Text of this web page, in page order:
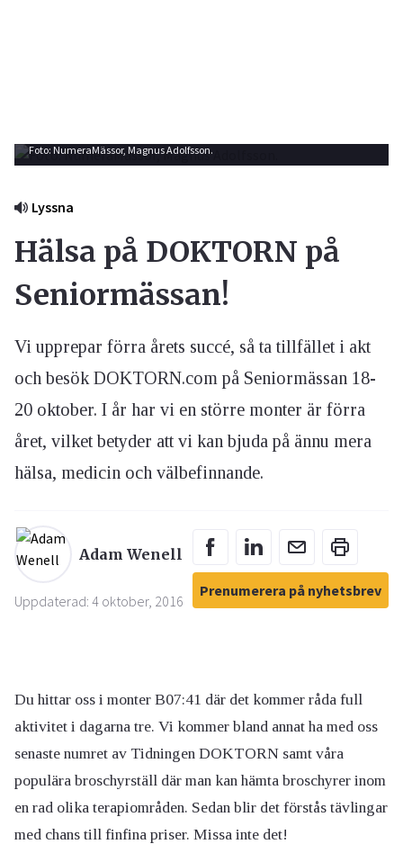
Foto: NumeraMässor, Magnus Adolfsson.
Lyssna
Hälsa på DOKTORN på
Seniormässan!
Vi upprepar förra årets succé, så ta tillfället i akt
och besök DOKTORN.com på Seniormässan 18-
20 oktober. I år har vi en större monter är förra
året, vilket betyder att vi kan bjuda på ännu mera
hälsa, medicin och välbefinnande.
Adam Wenell
Uppdaterad: 4 oktober, 2016
Prenumerera på nyhetsbrev
Du hittar oss i monter B07:41 där det kommer råda full
aktivitet i dagarna tre. Vi kommer bland annat ha med oss
senaste numret av Tidningen DOKTORN samt våra
populära broschyrställ där man kan hämta broschyrer inom
en rad olika terapiområden. Sedan blir det förstås tävlingar
med chans till finfina priser. Missa inte det!